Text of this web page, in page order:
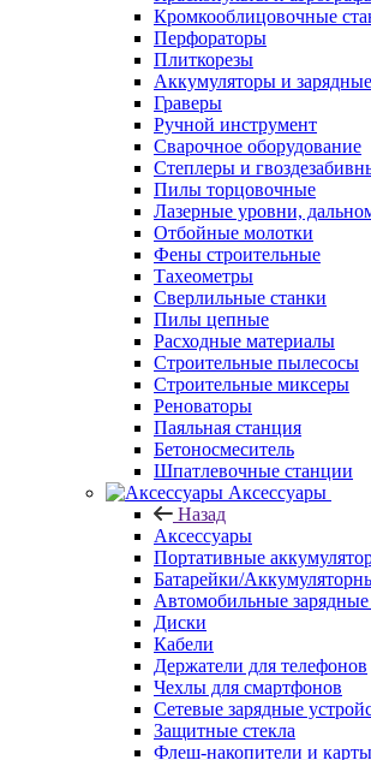
Кромкооблицовочные
Перфораторы
Плиткорезы
Аккумуляторы и
Граверы
Ручной инструмент
Сварочное оборудование
Степлеры и
Пилы торцовочные
Лазерные уровни,
Отбойные молотки
Фены строительные
Тахеометры
Сверлильные станки
Пилы цепные
Расходные материалы
Строительные пылесосы
Строительные миксеры
Реноваторы
Паяльная станция
Бетоносмеситель
Шпатлевочные станции
Аксессуары
Назад
Аксессуары
Портативные
Батарейки/
Автомобильные
Диски
Кабели
Держатели для телефонов
Чехлы для смартфонов
Сетевые зарядные
Защитные стекла
Флеш-накопители и